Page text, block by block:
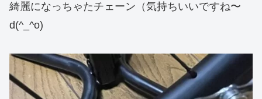
綺麗になっちゃたチェーン（気持ちいいですね〜
d(^_^o)